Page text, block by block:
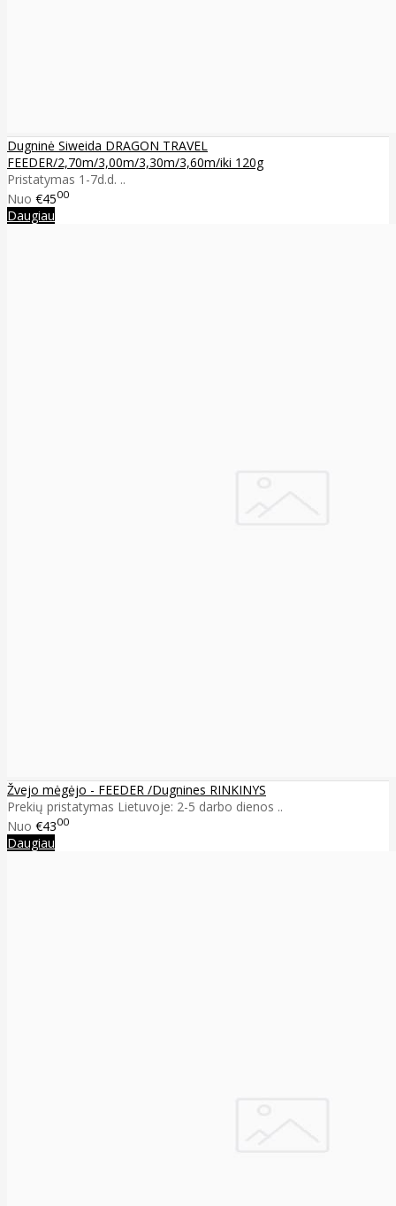
Dugninė Siweida DRAGON TRAVEL
FEEDER/2,70m/3,00m/3,30m/3,60m/iki 120g
Pristatymas 1-7d.d. ..
Nuo €4500
Daugiau
Žvejo mėgėjo - FEEDER /Dugnines RINKINYS
Prekių pristatymas Lietuvoje: 2-5 darbo dienos ..
Nuo €4300
Daugiau